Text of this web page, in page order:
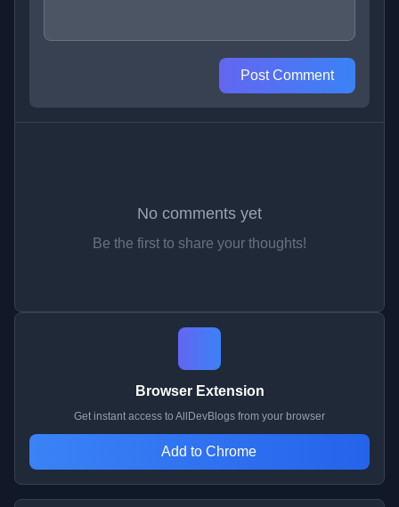
Post Comment
No comments yet
Be the first to share your thoughts!
Browser Extension
Get instant access to AllDevBlogs from your browser
Add to Chrome